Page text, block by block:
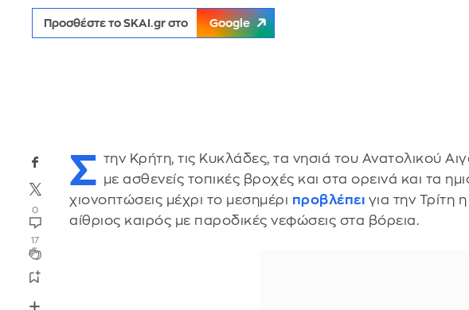
Προσθέστε το SKAI.gr στο Google
0
17
Σ την Κρήτη, τις Κυκλάδες, τα νησιά του Ανατολικού
με ασθενείς τοπικές βροχές και στα ορεινά και τα
χιονοπτώσεις μέχρι το μεσημέρι προβλέπει για την Τρίτη η
αίθριος καιρός με παροδικές νεφώσεις στα βόρεια.